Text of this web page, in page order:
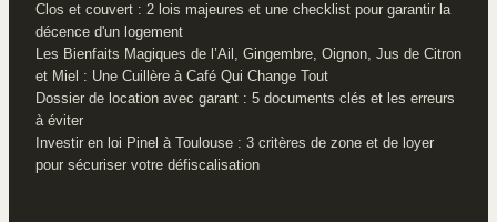
Clos et couvert : 2 lois majeures et une checklist pour garantir la
décence d'un logement
Les Bienfaits Magiques de l’Ail, Gingembre, Oignon, Jus de Citron
et Miel : Une Cuillère à Café Qui Change Tout
Dossier de location avec garant : 5 documents clés et les erreurs
à éviter
Investir en loi Pinel à Toulouse : 3 critères de zone et de loyer
pour sécuriser votre défiscalisation